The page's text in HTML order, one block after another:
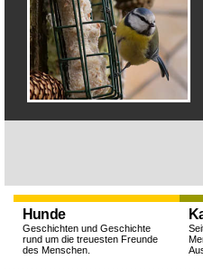
Hunde
Geschichten und Geschichte
rund um die treuesten Freunde
des Menschen.